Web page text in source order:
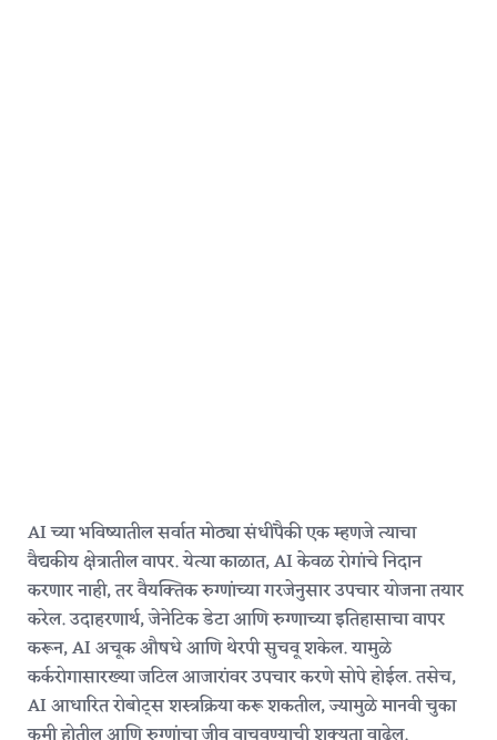
AI च्या भविष्यातील सर्वात मोठ्या संधींपैकी एक म्हणजे त्याचा
वैद्यकीय क्षेत्रातील वापर. येत्या काळात, AI केवळ रोगांचे निदान
करणार नाही, तर वैयक्तिक रुग्णांच्या गरजेनुसार उपचार योजना तयार
करेल. उदाहरणार्थ, जेनेटिक डेटा आणि रुग्णाच्या इतिहासाचा वापर
करून, AI अचूक औषधे आणि थेरपी सुचवू शकेल. यामुळे
कर्करोगासारख्या जटिल आजारांवर उपचार करणे सोपे होईल. तसेच,
AI आधारित रोबोट्स शस्त्रक्रिया करू शकतील, ज्यामुळे मानवी चुका